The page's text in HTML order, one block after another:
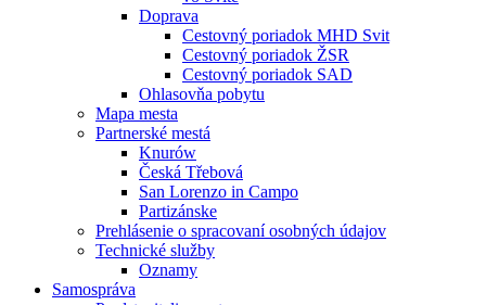
Doprava
Cestovný poriadok MHD Svit
Cestovný poriadok ŽSR
Cestovný poriadok SAD
Ohlasovňa pobytu
Mapa mesta
Partnerské mestá
Knurów
Česká Třebová
San Lorenzo in Campo
Partizánske
Prehlásenie o spracovaní osobných údajov
Technické služby
Oznamy
Samospráva